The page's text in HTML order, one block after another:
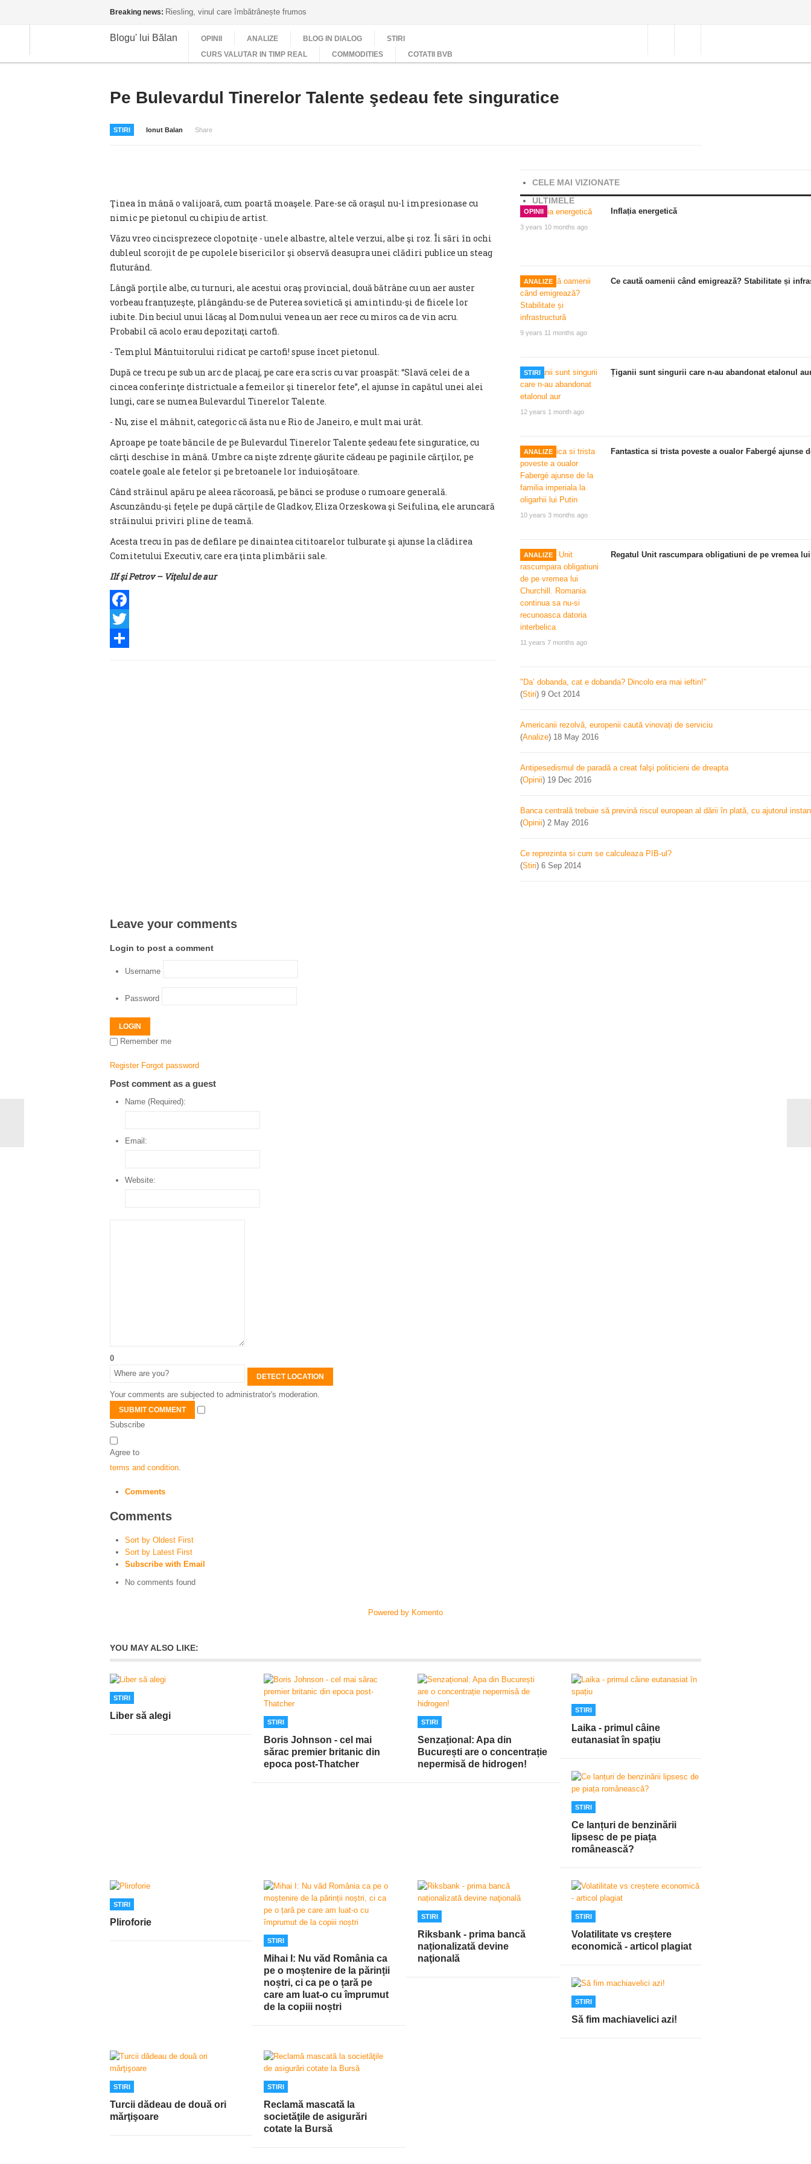
Breaking news: Riesling, vinul care îmbătrânește frumos
Blogu' lui Bălan OPINII ANALIZE BLOG IN DIALOG
STIRI
CURS VALUTAR IN TIMP REAL
COMMODITIES COTATII BVB
Pe Bulevardul Tinerelor Talente şedeau fete singuratice
STIRI Ionut Balan Share
Ţinea în mână o valijoară, cum poartă moaşele. Pare-se că oraşul nu-l impresionase cu
nimic pe pietonul cu chipiu de artist.
Văzu vreo cincisprezece clopotniţe - unele albastre, altele verzui, albe şi roz. Îi sări în ochi
dubleul scorojit de pe cupolele bisericilor şi observă deasupra unei clădiri publice un steag
fluturând.
Lângă porţile albe, cu turnuri, ale acestui oraş provincial, două bătrâne cu un aer auster
vorbeau franţuzeşte, plângându-se de Puterea sovietică şi amintindu-şi de fiicele lor
iubite. Din beciul unui lăcaş al Domnului venea un aer rece cu miros ca de vin acru.
Probabil că acolo erau depozitaţi cartofi.
- Templul Mântuitorului ridicat pe cartofi! spuse încet pietonul.
După ce trecu pe sub un arc de placaj, pe care era scris cu var proaspăt: “Slavă celei de a
cincea conferinţe districtuale a femeilor şi tinerelor fete”, el ajunse în capătul unei alei
lungi, care se numea Bulevardul Tinerelor Talente.
- Nu, zise el mâhnit, categoric că ăsta nu e Rio de Janeiro, e mult mai urât.
Aproape pe toate băncile de pe Bulevardul Tinerelor Talente şedeau fete singuratice, cu
cărţi deschise în mână. Umbre ca nişte zdrenţe găurite cădeau pe paginile cărţilor, pe
coatele goale ale fetelor şi pe bretoanele lor înduioşătoare.
Când străinul apăru pe aleea răcoroasă, pe bănci se produse o rumoare generală.
Ascunzându-şi feţele pe după cărţile de Gladkov, Eliza Orzeskowa şi Seifulina, ele aruncară
străinului priviri pline de teamă.
Acesta trecu în pas de defilare pe dinaintea cititoarelor tulburate şi ajunse la clădirea
Comitetului Executiv, care era ţinta plimbării sale.
Ilf şi Petrov – Viţelul de aur
Facebook
Twitter
CELE MAI VIZIONATE
ULTIMELE
OPINII
3 years 10 months ago
Inflația energetică
ANALIZE
9 years 11 months ago
Ce caută oamenii când emigrează? Stabilitate și
STIRI
12 years 1 month ago
Țiganii sunt singurii care n-au abandonat etalonul
ANALIZE
10 years 3 months ago
Fantastica si trista poveste a oualor Fabergé
ANALIZE
11 years 7 months ago
Regatul Unit rascumpara obligatiuni de pe vremea
"Da’ dobanda, cat e dobanda? Dincolo era mai ieftin!"
(Stiri) 9 Oct 2014
Americanii rezolvă, europenii caută vinovați de serviciu
(Analize) 18 May 2016
Antipesedismul de paradă a creat falşi politicieni de dreapta
(Opinii) 19 Dec 2016
Banca centrală trebuie să prevină riscul european al dării în plată, cu ajutorul
(Opinii) 2 May 2016
Ce reprezinta si cum se calculeaza PIB-ul?
(Stiri) 6 Sep 2014
Leave your comments
Login to post a comment
Username
Password
LOGIN
Remember me
Register Forgot password
Post comment as a guest
Name (Required):
Email:
Website:
0
DETECT LOCATION
Your comments are subjected to administrator's moderation.
SUBMIT COMMENT
Subscribe
Agree to
terms and condition
Comments
Comments
Sort by Oldest First
Sort by Latest First
Subscribe with Email
No comments found
Powered by Komento
YOU MAY ALSO LIKE:
STIRI
Liber să alegi
STIRI
Boris Johnson - cel mai
sărac premier britanic din
epoca post-Thatcher
STIRI
Senzațional: Apa din
București are o concentrație
nepermisă de hidrogen!
STIRI
Laika - primul câine
eutanasiat în spațiu
STIRI
Ce lanțuri de benzinării
lipsesc de pe piața
românească?
STIRI
Pliroforie
STIRI
Mihai I: Nu văd România ca
pe o moștenire de la părinții
noștri, ci ca pe o țară pe
care am luat-o cu împrumut
de la copiii noștri
STIRI
Riksbank - prima bancă
naționalizată devine
naţională
STIRI
Volatilitate vs creștere
economică - articol plagiat
STIRI
Să fim machiavelici azi!
STIRI
Turcii dădeau de două ori
mărţişoare
STIRI
Reclamă mascată la
societăţile de asigurări
cotate la Bursă